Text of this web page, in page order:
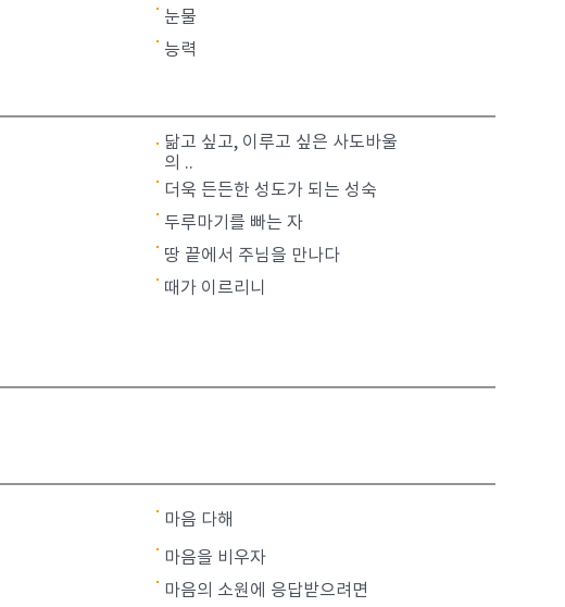
눈물
능력
닮고 싶고, 이루고 싶은 사도바울
의 ..
더욱 든든한 성도가 되는 성숙
두루마기를 빠는 자
땅 끝에서 주님을 만나다
때가 이르리니
마음 다해
마음을 비우자
마음의 소원에 응답받으려면